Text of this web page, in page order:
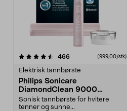
466anmeldelser(999,00/stk)
Elektrisk tannbørste
Philips Sonicare
DiamondClean 9000
elektrisk tannbørste, Special
Edition
Sonisk tannbørste for hvitere
tenner og sunne...
4.5 av 5 stjerner